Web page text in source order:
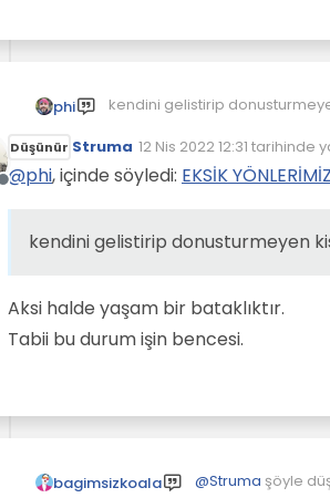
phi kendini gelistirip
Çevrimdışı
Düşünür Struma 12 Nis 2022 12:31 tarihinde
Son düzenleyen:
@phi, içinde söyledi: EKSİK
kendini gelistirip donusturmeyen
Aksi halde yaşam bir bataklıktır.
Tabii bu durum işin bencesi.
bagimsizkoala @Struma şöyle